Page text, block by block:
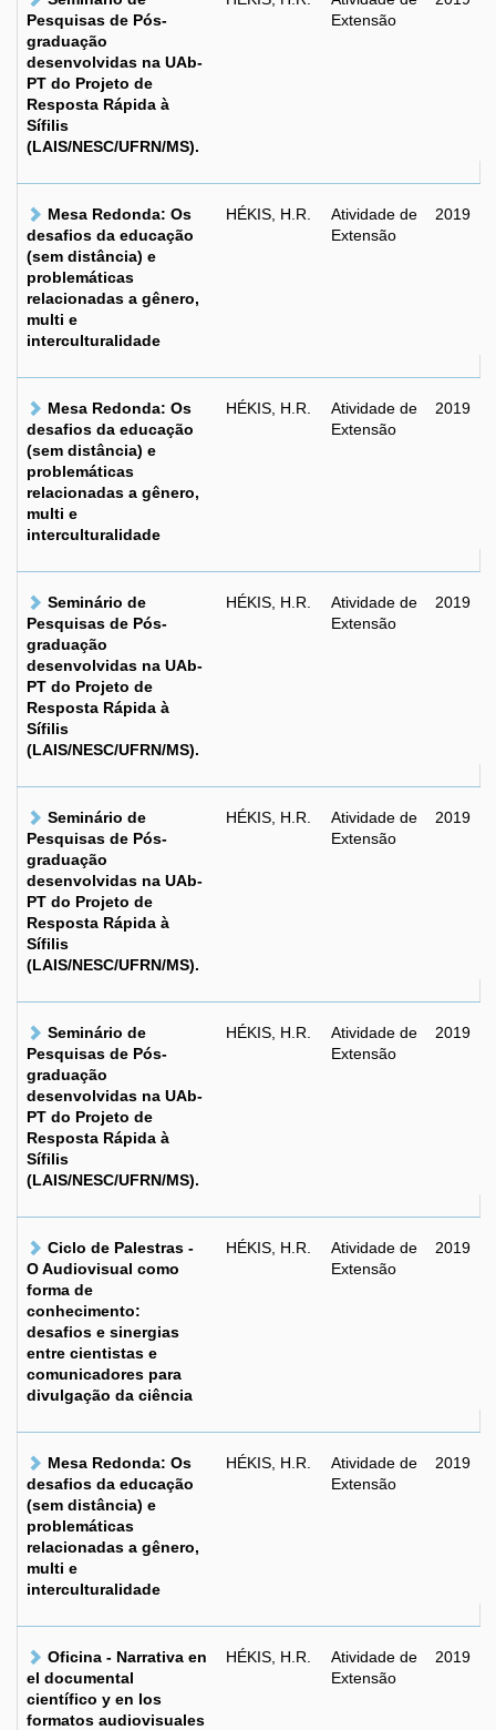
Pesquisas de Pós-
graduação
desenvolvidas na UAb-
PT do Projeto de
Resposta Rápida à
Sífilis
(LAIS/NESC/UFRN/MS).
Extensão
Mesa Redonda: Os
desafios da educação
(sem distância) e
problemáticas
relacionadas a gênero,
multi e
interculturalidade
HÉKIS, H.R.
Atividade de
Extensão
2019
Mesa Redonda: Os
desafios da educação
(sem distância) e
problemáticas
relacionadas a gênero,
multi e
interculturalidade
HÉKIS, H.R.
Atividade de
Extensão
2019
Seminário de
Pesquisas de Pós-
graduação
desenvolvidas na UAb-
PT do Projeto de
Resposta Rápida à
Sífilis
(LAIS/NESC/UFRN/MS).
HÉKIS, H.R.
Atividade de
Extensão
2019
Seminário de
Pesquisas de Pós-
graduação
desenvolvidas na UAb-
PT do Projeto de
Resposta Rápida à
Sífilis
(LAIS/NESC/UFRN/MS).
HÉKIS, H.R.
Atividade de
Extensão
2019
Seminário de
Pesquisas de Pós-
graduação
desenvolvidas na UAb-
PT do Projeto de
Resposta Rápida à
Sífilis
(LAIS/NESC/UFRN/MS).
HÉKIS, H.R.
Atividade de
Extensão
2019
Ciclo de Palestras -
O Audiovisual como
forma de
conhecimento:
desafios e sinergias
entre cientistas e
comunicadores para
divulgação da ciência
HÉKIS, H.R.
Atividade de
Extensão
2019
Mesa Redonda: Os
desafios da educação
(sem distância) e
problemáticas
relacionadas a gênero,
multi e
interculturalidade
HÉKIS, H.R.
Atividade de
Extensão
2019
Oficina - Narrativa en
el documental
científico y en los
formatos audiovisuales
HÉKIS, H.R.
Atividade de
Extensão
2019